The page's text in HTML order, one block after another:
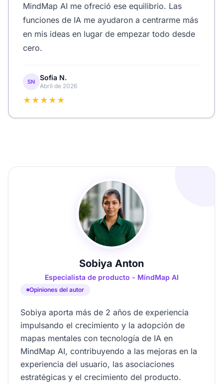
MindMap AI me ofreció ese equilibrio. Las
funciones de IA me ayudaron a centrarme más
en mis ideas en lugar de empezar todo desde
cero.
SN Sofía N.
Abril de 2026
★★★★★
Sobiya Anton
Especialista de producto - MindMap AI
Opiniones del autor
Sobiya aporta más de 2 años de experiencia
impulsando el crecimiento y la adopción de
mapas mentales con tecnología de IA en
MindMap AI, contribuyendo a las mejoras en la
experiencia del usuario, las asociaciones
estratégicas y el crecimiento del producto.